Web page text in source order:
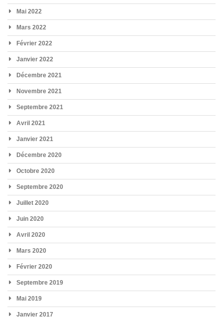
Mai 2022
Mars 2022
Février 2022
Janvier 2022
Décembre 2021
Novembre 2021
Septembre 2021
Avril 2021
Janvier 2021
Décembre 2020
Octobre 2020
Septembre 2020
Juillet 2020
Juin 2020
Avril 2020
Mars 2020
Février 2020
Septembre 2019
Mai 2019
Janvier 2017